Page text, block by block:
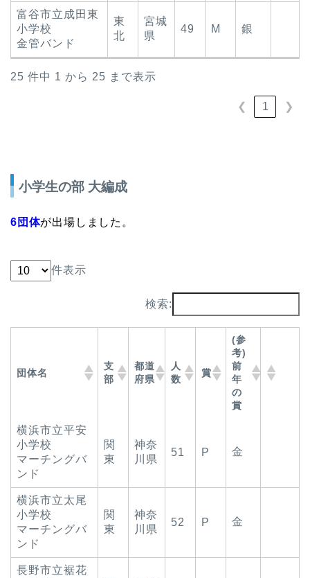
富谷市立成田東
小学校
金管バンド
東
北
宮城
県
49 M 銀
25 件中 1 から 25 まで表示
❮ 1 ❯
小学生の部 大編成
6団体が出場しました。
件表示
検索:
団体名
支
部
都道
府県
人
数
賞
(参
考)
前
年
の
賞
横浜市立平安
小学校
マーチングバ
ンド
関
東
神奈
川県
51 P 金
横浜市立太尾
小学校
マーチングバ
ンド
関
東
神奈
川県
52 P 金
長野市立裾花